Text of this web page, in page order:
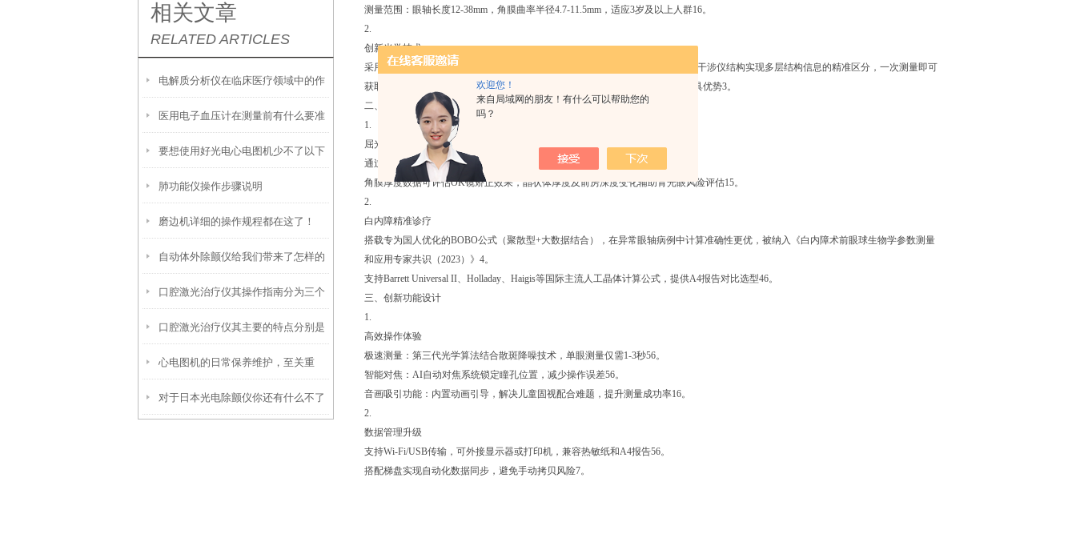
欢迎您！
来自局域网的朋友！有什么可以帮助您的
吗？
相关文章
RELATED ARTICLES
电解质分析仪在临床医疗领域中的作
用
医用电子血压计在测量前有什么要准
备的呢？
要想使用好光电心电图机少不了以下
步骤
肺功能仪操作步骤说明
磨边机详细的操作规程都在这了！
自动体外除颤仪给我们带来了怎样的
特点呢？
口腔激光治疗仪其操作指南分为三个
阶段
口腔激光治疗仪其主要的特点分别是
什么
心电图机的日常保养维护，至关重
要！
对于日本光电除颤仪你还有什么不了
测量范围：眼轴长度12-38mm，角膜曲率半径4.7-11.5mm，适应3岁及以上人群16。
2.
创新光学技术
采用新一代低相干光学反射（OLCR）技术，结合远心光学系统，通过迈克尔逊干涉仪结构实现多层结构信息的精准区分，一次测量即可
获取前后节多项参数34。相比传统PCI技术，OLCR在分辨率和数据全面性上更具优势3。
二、临床应用场景
1.
屈光分析与近视防控
通过轴率比预测近视风险，区分轴性近视与曲率性近视，辅助诊断假性近视16。
角膜厚度数据可评估OK镜矫正效果，晶状体厚度及前房深度变化辅助青光眼风险评估15。
2.
白内障精准诊疗
搭载专为国人优化的BOBO公式（聚散型+大数据结合），在异常眼轴病例中计算准确性更优，被纳入《白内障术前眼球生物学参数测量
和应用专家共识（2023）》4。
支持Barrett Universal II、Holladay、Haigis等国际主流人工晶体计算公式，提供A4报告对比选型46。
三、创新功能设计
1.
高效操作体验
极速测量：第三代光学算法结合散斑降噪技术，单眼测量仅需1-3秒56。
智能对焦：AI自动对焦系统锁定瞳孔位置，减少操作误差56。
音画吸引功能：内置动画引导，解决儿童固视配合难题，提升测量成功率16。
2.
数据管理升级
支持Wi-Fi/USB传输，可外接显示器或打印机，兼容热敏纸和A4报告56。
搭配梯盘实现自动化数据同步，避免手动拷贝风险7。